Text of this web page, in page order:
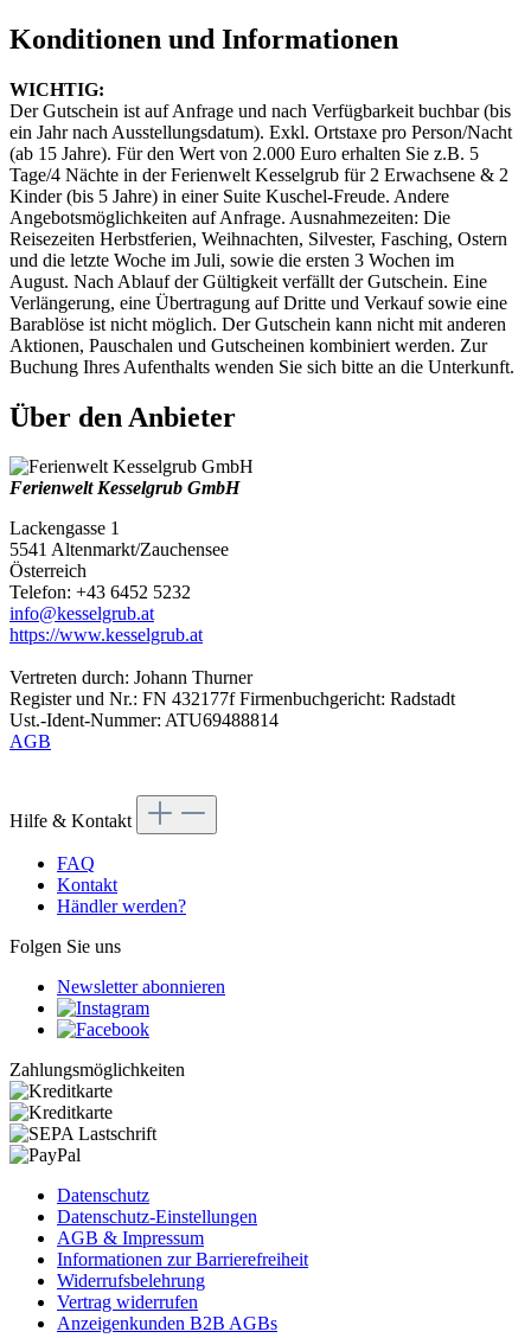
Konditionen und Informationen
WICHTIG:
Der Gutschein ist auf Anfrage und nach Verfügbarkeit buchbar (bis
ein Jahr nach Ausstellungsdatum). Exkl. Ortstaxe pro Person/Nacht
(ab 15 Jahre). Für den Wert von 2.000 Euro erhalten Sie z.B. 5
Tage/4 Nächte in der Ferienwelt Kesselgrub für 2 Erwachsene & 2
Kinder (bis 5 Jahre) in einer Suite Kuschel-Freude. Andere
Angebotsmöglichkeiten auf Anfrage. Ausnahmezeiten: Die
Reisezeiten Herbstferien, Weihnachten, Silvester, Fasching, Ostern
und die letzte Woche im Juli, sowie die ersten 3 Wochen im
August. Nach Ablauf der Gültigkeit verfällt der Gutschein. Eine
Verlängerung, eine Übertragung auf Dritte und Verkauf sowie eine
Barablöse ist nicht möglich. Der Gutschein kann nicht mit anderen
Aktionen, Pauschalen und Gutscheinen kombiniert werden. Zur
Buchung Ihres Aufenthalts wenden Sie sich bitte an die Unterkunft.
Über den Anbieter
Ferienwelt Kesselgrub GmbH
Lackengasse 1
5541 Altenmarkt/Zauchensee
Österreich
Telefon: +43 6452 5232
info@kesselgrub.at
https://www.kesselgrub.at
Vertreten durch: Johann Thurner
Register und Nr.: FN 432177f Firmenbuchgericht: Radstadt
Ust.-Ident-Nummer: ATU69488814
AGB
Hilfe & Kontakt
FAQ
Kontakt
Händler werden?
Folgen Sie uns
Newsletter abonnieren
Zahlungsmöglichkeiten
Datenschutz
Datenschutz-Einstellungen
AGB & Impressum
Informationen zur Barrierefreiheit
Widerrufsbelehrung
Vertrag widerrufen
Anzeigenkunden B2B AGBs